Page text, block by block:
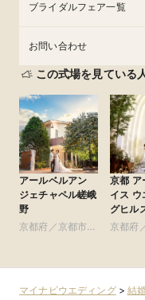
ブライダルフェア一覧
お問い合わせ
この式場を見ている
アールベルアン
ジェチャペル嵯峨
野
京都府／京都市・
京都 ア
イス ウ
グヒルズ ●ベ
ブライ
京都府
マイナビウエディング>結